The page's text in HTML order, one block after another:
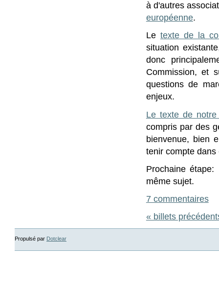
à d'autres
européenne.
Le texte de la
situation
donc
Commission, et
questions de
enjeux.
Le texte de notre
compris par des
bienvenue, bien
tenir compte
Prochaine
même sujet.
7 commentaires
« billets
Propulsé par Dotclear